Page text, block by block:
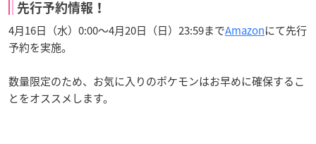
先行予約情報！
4月16日（水）0:00～4月20日（日）23:59までAmazonにて先行
予約を実施。
数量限定のため、お気に入りのポケモンはお早めに確保するこ
とをオススメします。